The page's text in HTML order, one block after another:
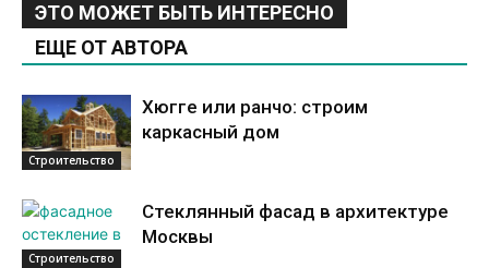
ЭТО МОЖЕТ БЫТЬ ИНТЕРЕСНО
ЕЩЕ ОТ АВТОРА
Строительство
Хюгге или ранчо: строим
каркасный дом
Строительство
Стеклянный фасад в архитектуре
Москвы